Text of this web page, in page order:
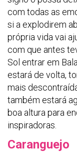
com todas as
si a explodirem
própria vida vai
com que antes
Sol entrar em
estará de volta,
mais
também estará
boa altura para
inspiradoras.
Caranguejo